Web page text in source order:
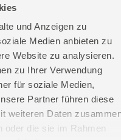
und Anzeigen zu
Medien anbieten zu
Website zu analysieren.
zu Ihrer Verwendung
für soziale Medien,
Partner führen diese
weiteren Daten
oder die sie im Rahmen
310 mm
400 mm
3,3 kg
4015671268501